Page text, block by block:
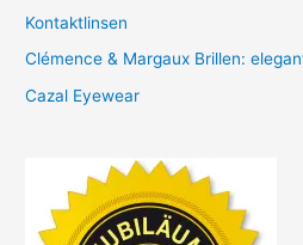
Kontaktlinsen
Clémence & Margaux Brillen:
Cazal Eyewear